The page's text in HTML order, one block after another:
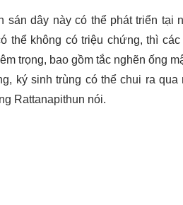
sán dây này có thể phát triển tại
thể không có triệu chứng, thì
trọng, bao gồm tắc nghẽn ống
ký sinh trùng có thể chui ra
Rattanapithun nói.